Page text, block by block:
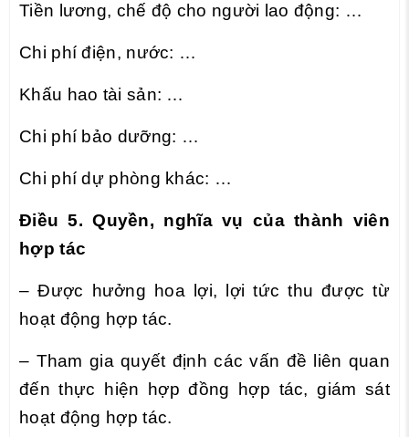
Tiền lương, chế độ cho người lao động: …
Chi phí điện, nước: …
Khấu hao tài sản: …
Chi phí bảo dưỡng: …
Chi phí dự phòng khác: …
Điều 5. Quyền, nghĩa vụ của thành viên
hợp tác
– Được hưởng hoa lợi, lợi tức thu được từ
hoạt động hợp tác.
– Tham gia quyết định các vấn đề liên quan
đến thực hiện hợp đồng hợp tác, giám sát
hoạt động hợp tác.